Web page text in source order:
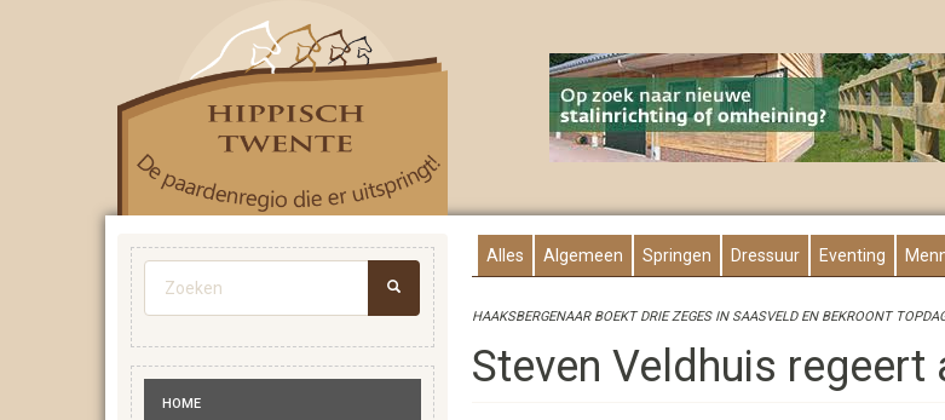
Zoekveld
HOME
Alles Algemeen Springen Dressuur Eventing
HAAKSBERGENAAR BOEKT DRIE ZEGES IN SAASVELD EN BEKROONT
Steven Veldhuis regeert